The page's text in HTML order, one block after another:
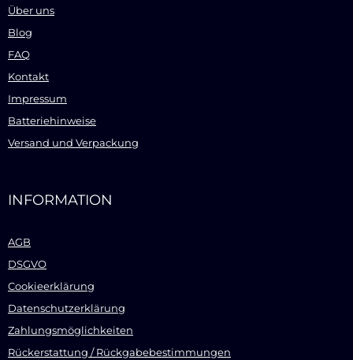
Über uns
Blog
FAQ
Kontakt
Impressum
Batteriehinweise
Versand und Verpackung
INFORMATION
AGB
DSGVO
Cookieerklärung
Datenschutzerklärung
Zahlungsmöglichkeiten
Rückerstattung / Rückgabebestimmungen